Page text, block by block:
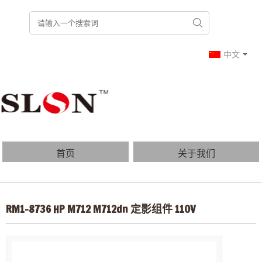
中文
首页 关于我们
产品列表 博客
常见问题 联系我们
RM1-8736 HP M712 M712dn 定影组件 110V